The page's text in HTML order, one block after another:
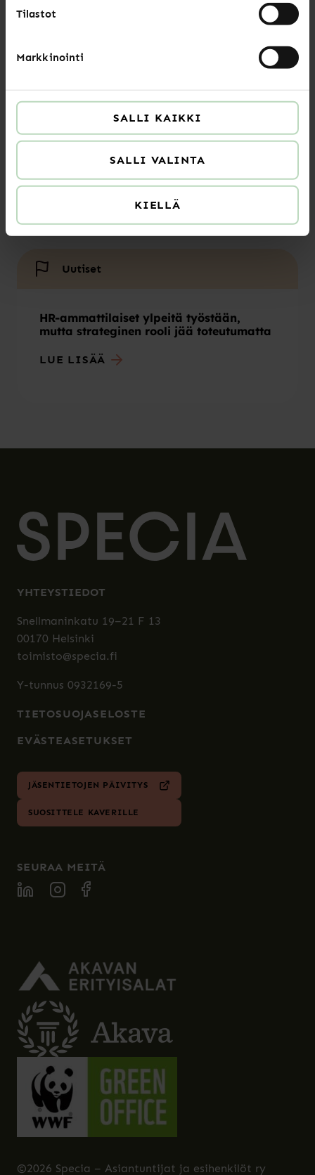
Tilastot
Markkinointi
SALLI KAIKKI
SALLI VALINTA
KIELLÄ
Kesän 2026 aukioloajat
LUE LISÄÄ
Sote-järjestöjen leikkausten vaikutukset
arvioitava ennen päätöksiä
Uutiset
HR-ammattilaiset ylpeitä työstään,
mutta strateginen rooli jää toteutumatta
LUE LISÄÄ
YHTEYSTIEDOT
Snellmaninkatu 19–21 F 13
00170 Helsinki
toimisto@specia.fi
Y-tunnus 0932169-5
TIETOSUOJASELOSTE
EVÄSTEASETUKSET
JÄSENTIETOJEN PÄIVITYS
SUOSITTELE KAVERILLE
SEURAA MEITÄ
SPECIA LINKEDIN
SPECIA INSTAGRAM
SPECIA FACEBOOK
©2026 Specia – Asiantuntijat ja esihenkilöt ry